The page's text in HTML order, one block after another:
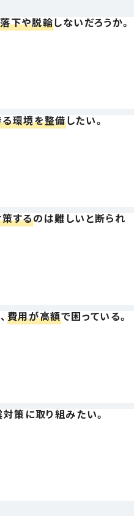
下や脱輪しないだろうか。
環境を整備したい。
するのは難しいと断られ
費用が高額で困っている。
策に取り組みたい。